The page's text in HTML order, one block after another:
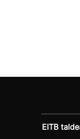
EITB